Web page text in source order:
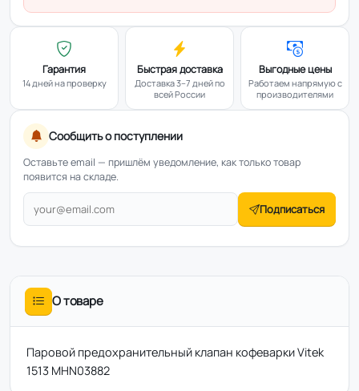
Гарантия
14 дней на проверку
Быстрая доставка
Доставка 3–7 дней по
всей России
Выгодные цены
Работаем напрямую с
производителями
Сообщить о поступлении
Оставьте email — пришлём уведомление, как только товар
появится на складе.
Подписаться
О товаре
Паровой предохранительный клапан кофеварки Vitek
1513 MHN03882